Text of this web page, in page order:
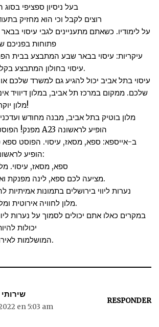
בעל ניסיון ספציפי
רוצים לקבל וכי הוא מחזיק
על לימודיו. כשאתם מתעניינים לגבי עיסוי
פתוחות בפניכם
עיקריות: עיסוי בבאר שבע המתבצע בבית
עיסוי בחולון המתבצע בקליניקה פרטית.
עיסוי בתל אביב יכול להגיע גם למשרד שלכם
שלכם. ממקום במרכז תל אביב, במלון דיוויד
מלון יוקרה בתל אביב!
מלון בוטיק בתל אביב, מבנה מחודש
מפנק! הפוסט ספא בוטיק A23 הופיע לראשונה
ב-אייספא: ספא, מסאז, עיסוי. הפוסט ספא
הופיע לראשונה ב-אייספא:
ספא, מסאז, עיסוי.
מציעה לכם ספא, לינה מפנקת ואווירה קסומה.
נערות ליווי בירושלים בתמונות אמיתיות
/ מלון לחוויה אירוטית ומלאת תשוקה.
במקרים כאלו אתם יכולים לסמוך על נערות
יכולות
המושלמות לאירועים מסוג זה.
שירותי
en 5:03 am
RESPONDER